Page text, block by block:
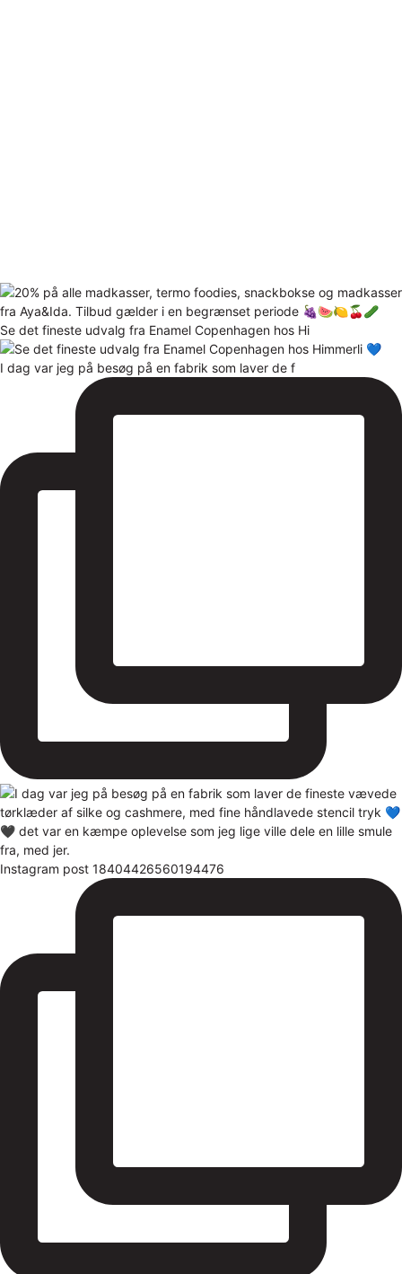
Se det fineste udvalg fra Enamel Copenhagen hos Hi
I dag var jeg på besøg på en fabrik som laver de f
Instagram post 18404426560194476